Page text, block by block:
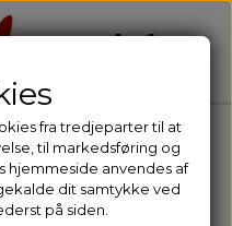
fra tredjeparter til at
til markedsføring og
hjemmeside anvendes af
dit samtykke ved
på siden.